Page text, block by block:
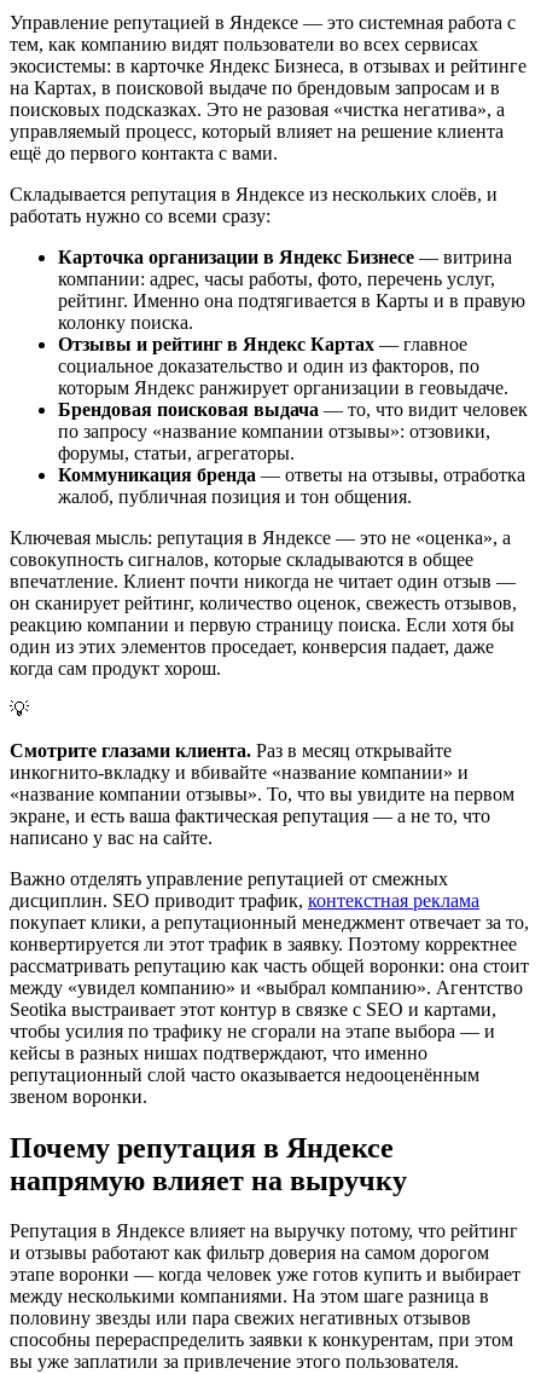
Управление репутацией в Яндексе — это системная работа с
тем, как компанию видят пользователи во всех сервисах
экосистемы: в карточке Яндекс Бизнеса, в отзывах и рейтинге
на Картах, в поисковой выдаче по брендовым запросам и в
поисковых подсказках. Это не разовая «чистка негатива», а
управляемый процесс, который влияет на решение клиента
ещё до первого контакта с вами.
Складывается репутация в Яндексе из нескольких слоёв, и
работать нужно со всеми сразу:
Карточка организации в Яндекс Бизнесе — витрина
компании: адрес, часы работы, фото, перечень услуг,
рейтинг. Именно она подтягивается в Карты и в правую
колонку поиска.
Отзывы и рейтинг в Яндекс Картах — главное
социальное доказательство и один из факторов, по
которым Яндекс ранжирует организации в геовыдаче.
Брендовая поисковая выдача — то, что видит человек
по запросу «название компании отзывы»: отзовики,
форумы, статьи, агрегаторы.
Коммуникация бренда — ответы на отзывы, отработка
жалоб, публичная позиция и тон общения.
Ключевая мысль: репутация в Яндексе — это не «оценка», а
совокупность сигналов, которые складываются в общее
впечатление. Клиент почти никогда не читает один отзыв —
он сканирует рейтинг, количество оценок, свежесть отзывов,
реакцию компании и первую страницу поиска. Если хотя бы
один из этих элементов проседает, конверсия падает, даже
когда сам продукт хорош.
💡
Смотрите глазами клиента. Раз в месяц открывайте
инкогнито-вкладку и вбивайте «название компании» и
«название компании отзывы». То, что вы увидите на первом
экране, и есть ваша фактическая репутация — а не то, что
написано у вас на сайте.
Важно отделять управление репутацией от смежных
дисциплин. SEO приводит трафик, контекстная реклама
покупает клики, а репутационный менеджмент отвечает за то,
конвертируется ли этот трафик в заявку. Поэтому корректнее
рассматривать репутацию как часть общей воронки: она стоит
между «увидел компанию» и «выбрал компанию». Агентство
Seotika выстраивает этот контур в связке с SEO и картами,
чтобы усилия по трафику не сгорали на этапе выбора — и
кейсы в разных нишах подтверждают, что именно
репутационный слой часто оказывается недооценённым
звеном воронки.
Почему репутация в Яндексе
напрямую влияет на выручку
Репутация в Яндексе влияет на выручку потому, что рейтинг
и отзывы работают как фильтр доверия на самом дорогом
этапе воронки — когда человек уже готов купить и выбирает
между несколькими компаниями. На этом шаге разница в
половину звезды или пара свежих негативных отзывов
способны перераспределить заявки к конкурентам, при этом
вы уже заплатили за привлечение этого пользователя.